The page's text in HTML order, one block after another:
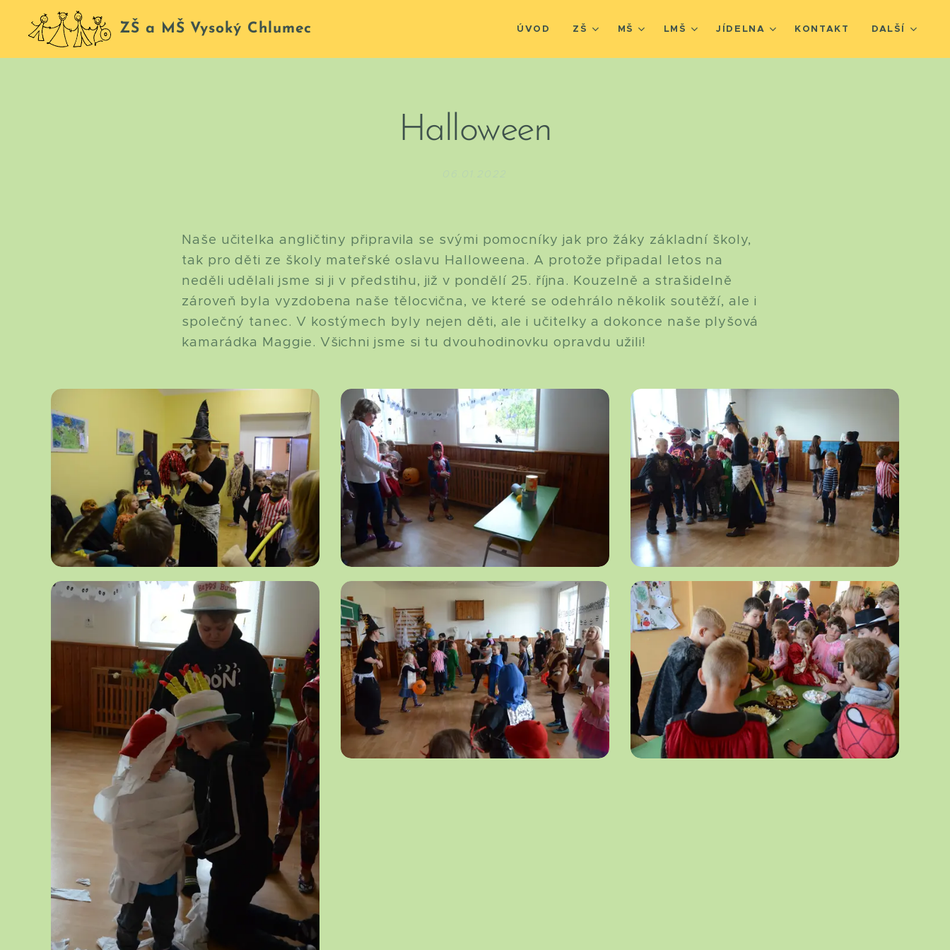
ZŠ a MŠ Vysoký Chlumec ÚVOD ZŠ MŠ LMŠ JÍDELNA KONTAKT DALŠÍ
Halloween
Naše učitelka angličtiny připravila se svými pomocníky jak pro žáky základní školy,
tak pro děti ze školy mateřské oslavu Halloweena. A protože připadal letos na
neděli udělali jsme si ji v předstihu, již v pondělí 25. října. Kouzelně a strašidelně
zároveň byla vyzdobena naše tělocvična, ve které se odehrálo několik soutěží, ale i
společný tanec. V kostýmech byly nejen děti, ale i učitelky a dokonce naše plyšová
kamarádka Maggie. Všichni jsme si tu dvouhodinovku opravdu užili!